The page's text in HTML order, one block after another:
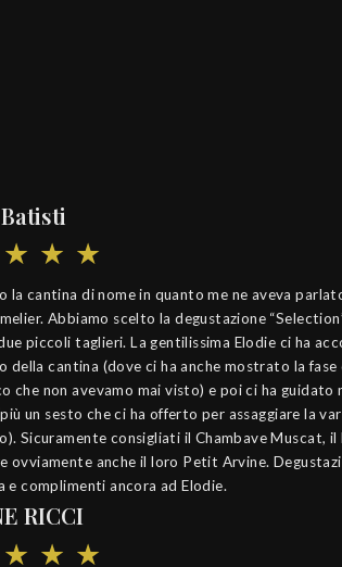
la cantina di nome in quanto me ne aveva
Abbiamo scelto la degustazione
piccoli taglieri. La gentilissima Elodie ci ha
della cantina (dove ci ha anche mostrato la
che non avevamo mai visto) e poi ci ha guidato
un sesto che ci ha offerto per assaggiare la
Sicuramente consigliati il Chambave Muscat, il
ovviamente anche il loro Petit Arvine.
e complimenti ancora ad Elodie.
RICCI